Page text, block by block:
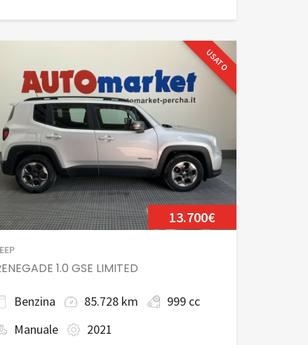
USATO
13.700€
1.0 GSE LIMITED
Benzina 85.728 km
999 cc
Manuale
2021